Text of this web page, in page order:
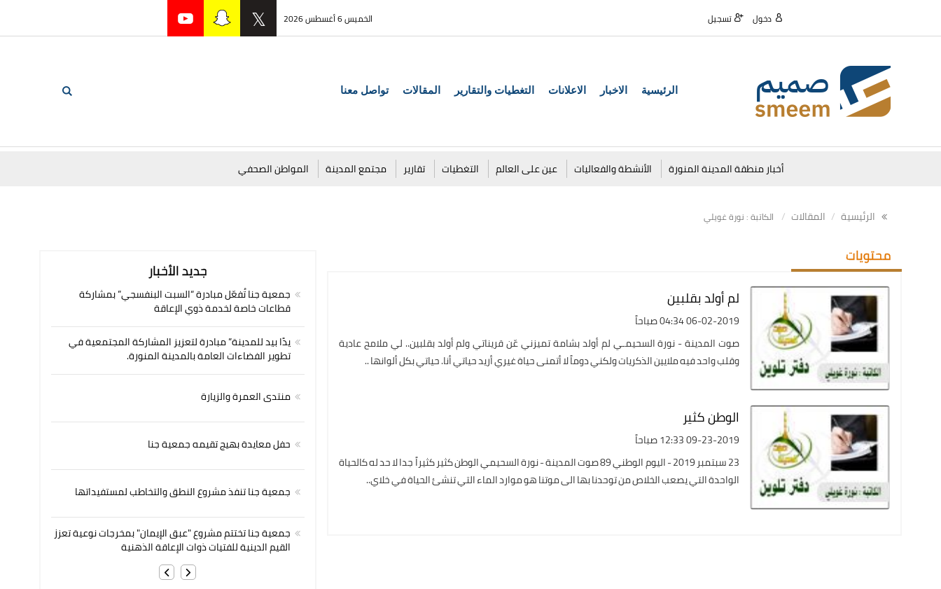
الخميس 6 أغسطس 2026 دخول تسجيل
الرئيسية الاخبار الاعلانات التغطيات والتقارير المقالات تواصل معنا
أخبار منطقة المدينة المنورة الأنشطة والفعاليات عين على العالم التغطيات تقارير مجتمع المدينة المواطن الصحفي
الرئيسية المقالات الكاتبة : نورة غويلي
محتويات
لم أولد بقلبين
06-02-2019 04:34 صباحاً
صوت المدينة - نورة السحيمـي لم أولد بشامة تميزني عّن قريناتي ولم أولد بقلبين.. لي ملامح عادية
وقلب واحد فيه ملايين الذكريات ولكني دوماً لا أتمنى حياة غيري أريد حياتي أنا. حياتي بكل ألوانها ..
الوطن كثير
09-23-2019 12:33 صباحاً
23 سبتمبر 2019 - اليوم الوطني 89 صوت المدينة - نورة السحيمي الوطن كثير كثيراً جدا لا حد له كالحياة
الواحدة التي يصعب الخلاص من توحدنا بها الى موتنا هو موارد الماء التي تنشئ الحياة في خلاي..
جديد الأخبار
جمعية جنا تُفعّل مبادرة “السبت البنفسجي” بمشاركة
قطاعات خاصة لخدمة ذوي الإعاقة
يدًا بيد للمدينة” مبادرة لتعزيز المشاركة المجتمعية في
تطوير الفضاءات العامة بالمدينة المنورة.
منتدى العمرة والزيارة
حفل معايدة بهيج تقيمه جمعية جنا
جمعية جنا تنفذ مشروع النطق والتخاطب لمستفيداتها
جمعية جنا تختتم مشروع "عبق الإيمان" بمخرجات نوعية تعزز
القيم الدينية للفتيات ذوات الإعاقة الذهنية